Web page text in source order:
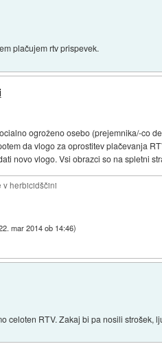
plačujem rtv prispevek.
ogroženo osebo (prejemnika/-co
da vlogo za oprostitev plačevanja
novo vlogo. Vsi obrazci so na spletni
v herbicidščini
mar 2014 ob 14:46)
celoten RTV. Zakaj bi pa nosili strošek,